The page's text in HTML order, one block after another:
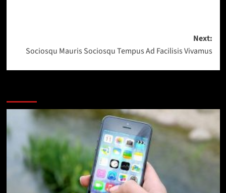
navigation
Next:
Sociosqu Mauris Sociosqu Tempus Ad Facilisis Vivamus